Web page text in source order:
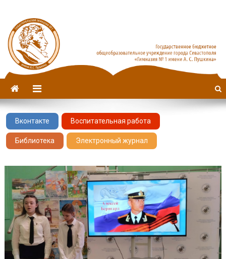
Вконтакте Воспитательная работа
Библиотека Электронный журнал